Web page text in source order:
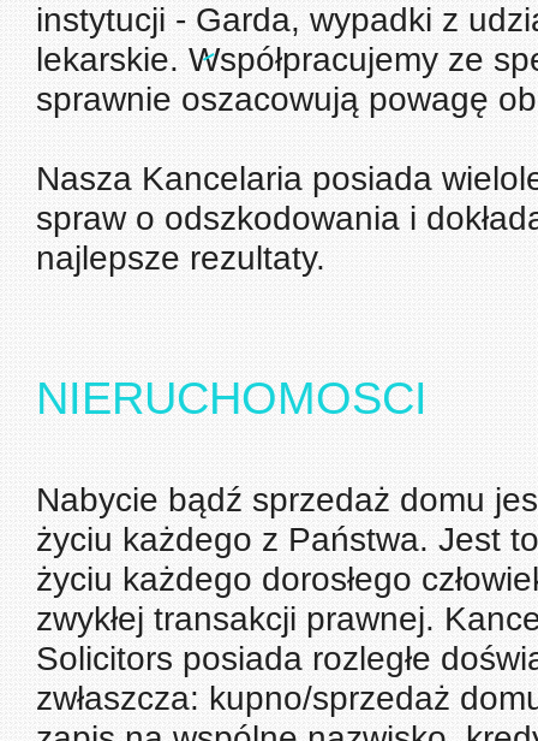
instytucji - Garda, wypadki z
lekarskie. Współpracujemy ze
sprawnie oszacowują powagę
Nasza Kancelaria posiada
spraw o odszkodowania i
najlepsze rezultaty.
NIERUCHOMOSCI
Nabycie bądź sprzedaż domu
życiu każdego z Państwa. Jest
życiu każdego dorosłego
zwykłej transakcji prawnej.
Solicitors posiada rozległe
zwłaszcza: kupno/sprzedaż